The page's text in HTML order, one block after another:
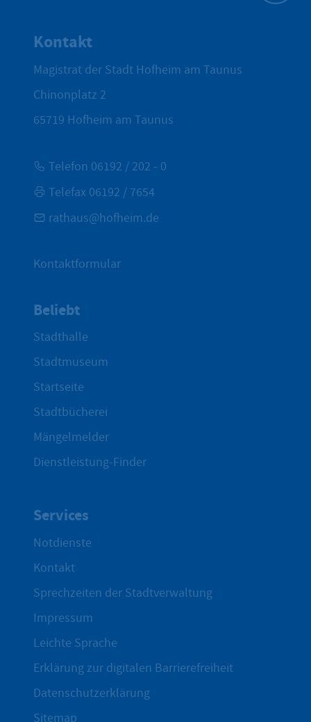
Kontakt
Magistrat der Stadt Hofheim am Taunus
Chinonplatz 2
65719 Hofheim am Taunus
Telefon 06192 / 202 - 0
Telefax 06192 / 7654
rathaus@hofheim.de
Kontaktformular
Beliebt
Stadthalle
Stadtmuseum
Startseite
Stadtbücherei
Mängelmelder
Dienstleistung-Finder
Services
Notdienste
Kontakt
Sprechzeiten der Stadtverwaltung
Impressum
Leichte Sprache
Erklärung zur digitalen Barrierefreiheit
Datenschutzerklärung
Sitemap